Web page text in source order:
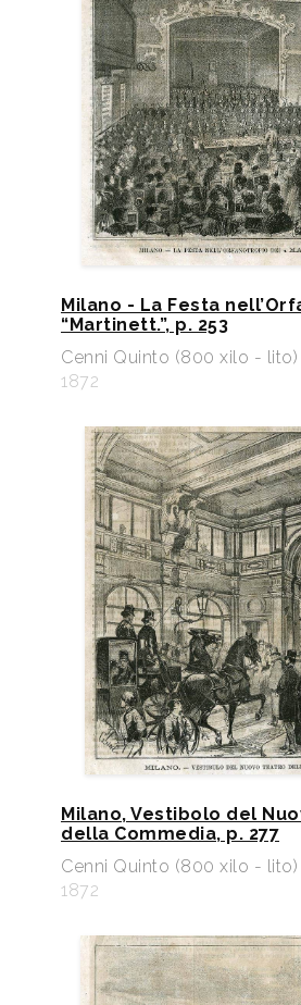
Milano - La Festa
“Martinett.”, p. 253
Cenni Quinto (800 xilo - lito)
1872
Milano, Vestibolo del
della Commedia, p. 277
Cenni Quinto (800 xilo - lito)
1872